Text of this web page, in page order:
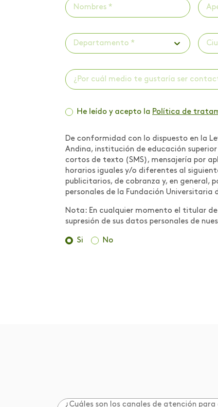
Departamento *
¿Por cuál medio te gustaría ser
He leído y acepto la Política de
De conformidad con lo dispuesto en la
Andina, institución de educación
cortos de texto (SMS), mensajería por
horarios iguales y/o diferentes al
publicitarios, de cobranza y, en
personales de la Fundación Universitaria
Nota: En cualquier momento el titular
supresión de sus datos personales de
Si No
¿Cuáles son los canales de atención para